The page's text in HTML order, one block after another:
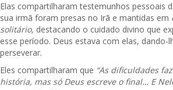
Elas compartilharam testemunhos pessoais
sua irmã foram presas no Irã e mantidas em
solitário, destacando o cuidado divino que
esse período. Deus estava com elas, dando-
perseverar.
Eles compartilharam que “As dificuldades
história, mas só Deus escreve o final… E